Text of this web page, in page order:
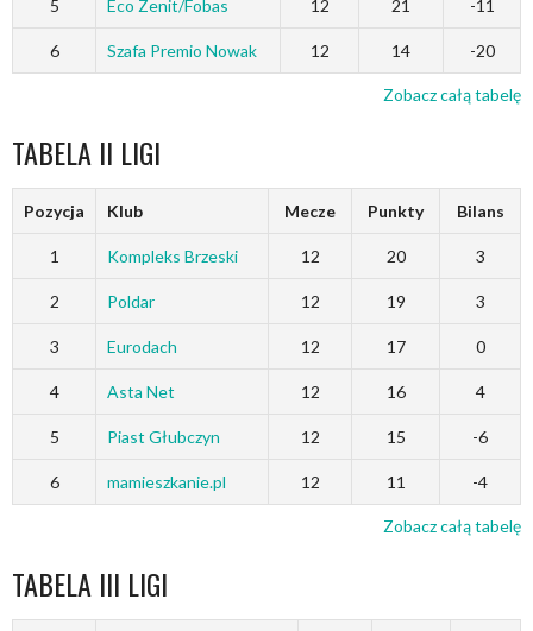
5 Eco Zenit/Fobas 12 21 -11
6 Szafa Premio Nowak 12 14 -20
Zobacz całą tabelę
TABELA II LIGI
Pozycja Klub Mecze Punkty Bilans
1 Kompleks Brzeski 12 20 3
2 Poldar 12 19 3
3 Eurodach 12 17 0
4 Asta Net 12 16 4
5 Piast Głubczyn 12 15 -6
6 mamieszkanie.pl 12 11 -4
Zobacz całą tabelę
TABELA III LIGI